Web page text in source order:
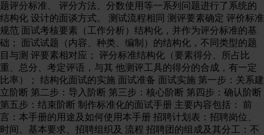
题评分标准、 评分方法、分数使用等一系列问题进行了系统的
结构化 设计的面谈方式。 测试流程相同 测评要素确定 评价标准
规范 面试考核要素（工作分析）结构化，并作为评分标准的基
础； 面试试题（内容、种类、编制）的结构化，不同类型的题
目与测 评要素相对应； 评分标准结构化（要素得分、所占比
重、总分、考定评语，与其 他测评工具的得分的合成，有一定
比率）； 结构化面试的实施 面试准备 面试实施 第一步：关系建
立阶断 第二步：导入阶断 第三步：核心阶断 第四步：确认阶断
第五步：结束阶断 制作标准化的面试手册 主要内容包括： 前
言：本手册的用途及如何使用本手册 招聘计划表：招聘岗位、
时间、基本要求、招聘组织及 流程 招聘团的组成及其分工：不